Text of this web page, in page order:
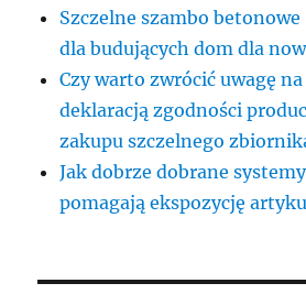
Szczelne szambo
dla budujących dom dla
Czy warto zwrócić uwagę
deklaracją zgodności
zakupu szczelnego
Jak dobrze dobrane
pomagają ekspozycję